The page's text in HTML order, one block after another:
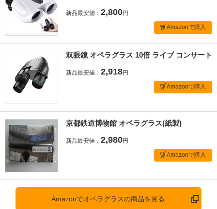
新品最安値： 2,800円
Amazonで購入
双眼鏡 オペラグラス 10倍 ライブ コンサート
新品最安値： 2,918円
Amazonで購入
京都鉄道博物館 オペラグラス(紙製)
新品最安値： 2,980円
Amazonで購入
Amazonでオペラグラスの商品を見る